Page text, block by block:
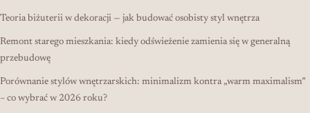
Teoria biżuterii w dekoracji — jak budować osobisty styl wnętrza
Remont starego mieszkania: kiedy odświeżenie zamienia się w generalną
przebudowę
Porównanie stylów wnętrzarskich: minimalizm kontra „warm maximalism”
– co wybrać w 2026 roku?